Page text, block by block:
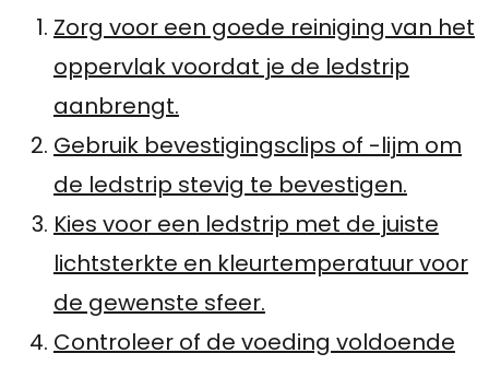
Zorg voor een goede reiniging van het
oppervlak voordat je de ledstrip
aanbrengt.
Gebruik bevestigingsclips of -lijm om
de ledstrip stevig te bevestigen.
Kies voor een ledstrip met de juiste
lichtsterkte en kleurtemperatuur voor
de gewenste sfeer.
Controleer of de voeding voldoende